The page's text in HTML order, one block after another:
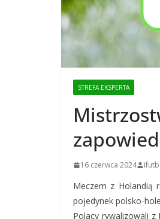
STREFA EKSPERTA
16 czerwca 2024
Meczem z Holandią
pojedynek polsko-
Polacy rywalizowali z